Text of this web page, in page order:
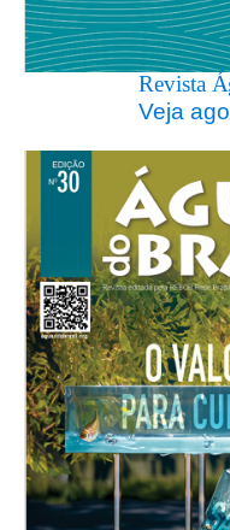
Revista
Veja